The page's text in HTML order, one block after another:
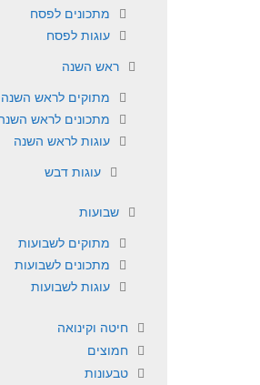
מתכונים לפסח
עוגות לפסח
ראש השנה
מתוקים לראש השנה
מתכונים לראש
עוגות לראש השנה
עוגות דבש
שבועות
מתוקים לשבועות
מתכונים לשבועות
עוגות לשבועות
חיטה וקינואה
חמוצים
טבעונות